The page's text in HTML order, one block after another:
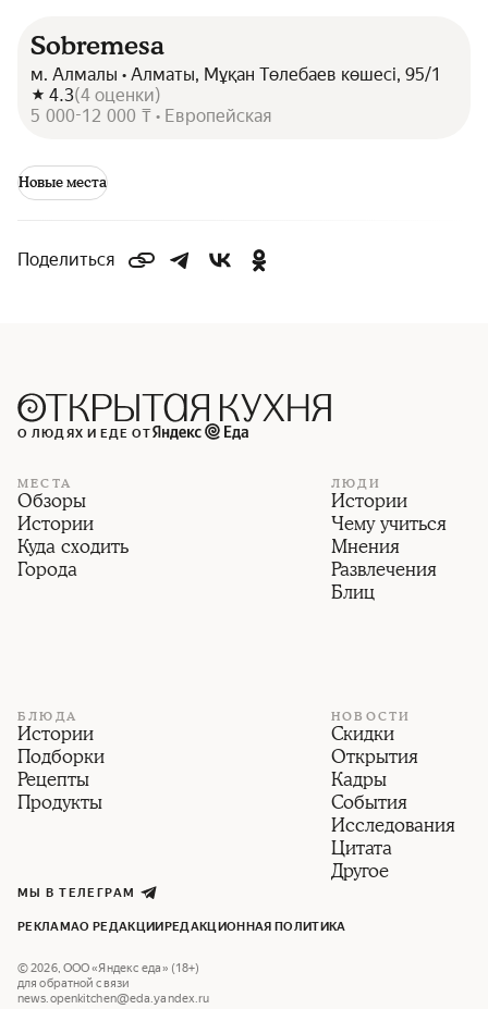
Sobremesa
м. Алмалы • Алматы, Мұқан Төлебаев көшесі, 95/1
4.3(4 оценки)
5 000-12 000 ₸ • Европейская
Новые места
Поделиться
О ЛЮДЯХ И ЕДЕ ОТ
МЕСТА
Обзоры
Истории
Куда сходить
Города
ЛЮДИ
Истории
Чему учиться
Мнения
Развлечения
Блиц
БЛЮДА
Истории
Подборки
Рецепты
Продукты
НОВОСТИ
Скидки
Открытия
Кадры
События
Исследования
Цитата
Другое
МЫ В ТЕЛЕГРАМ
РЕКЛАМАО РЕДАКЦИИРЕДАКЦИОННАЯ ПОЛИТИКА
©2026, ООО «Яндекс еда» (18+)
для обратной связи
news.openkitchen@eda.yandex.ru